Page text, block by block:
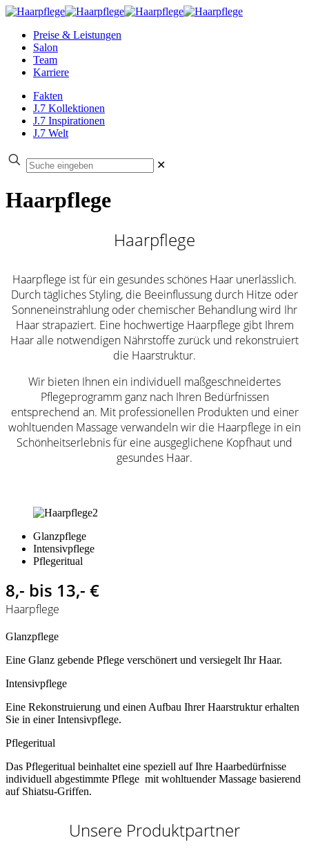
Preise & Leistungen
Salon
Team
Karriere
Fakten
J.7 Kollektionen
J.7 Inspirationen
J.7 Welt
✕
Haarpflege
Haarpflege
Haarpflege ist für ein gesundes schönes Haar unerlässlich.
Durch tägliches Styling, die Beeinflussung durch Hitze oder
Sonneneinstrahlung oder chemischer Behandlung wird Ihr
Haar strapaziert. Eine hochwertige Haarpflege gibt Ihrem
Haar alle notwendigen Nährstoffe zurück und rekonstruiert
die Haarstruktur.
Wir bieten Ihnen ein individuell maßgeschneidertes
Pflegeprogramm ganz nach Ihren Bedürfnissen
entsprechend an. Mit professionellen Produkten und einer
wohltuenden Massage verwandeln wir die Haarpflege in ein
Schönheitserlebnis für eine ausgeglichene Kopfhaut und
gesundes Haar.
Glanzpflege
Intensivpflege
Pflegeritual
8,- bis 13,- €
Haarpflege
Glanzpflege
Eine Glanz gebende Pflege verschönert und versiegelt Ihr Haar.
Intensivpflege
Eine Rekonstruierung und einen Aufbau Ihrer Haarstruktur erhalten
Sie in einer Intensivpflege.
Pflegeritual
Das Pflegeritual beinhaltet eine speziell auf Ihre Haarbedürfnisse
individuell abgestimmte Pflege mit wohltuender Massage basierend
auf Shiatsu-Griffen.
Unsere Produktpartner